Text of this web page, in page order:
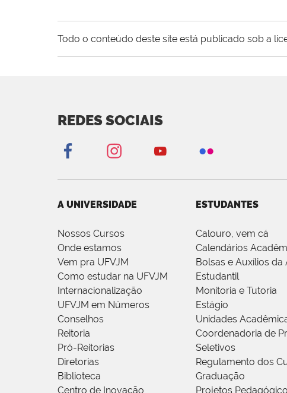
Todo o conteúdo deste site está publicado sob a
REDES SOCIAIS
A UNIVERSIDADE
Nossos Cursos
Onde estamos
Vem pra UFVJM
Como estudar na UFVJM
Internacionalização
UFVJM em Números
Conselhos
Reitoria
Pró-Reitorias
Diretorias
Biblioteca
Centro de Inovação
ESTUDANTES
Calouro, vem cá
Calendários
Bolsas e Auxílios da
Estudantil
Monitoria e Tutoria
Estágio
Unidades
Coordenadoria de
Seletivos
Regulamento dos
Graduação
Projetos